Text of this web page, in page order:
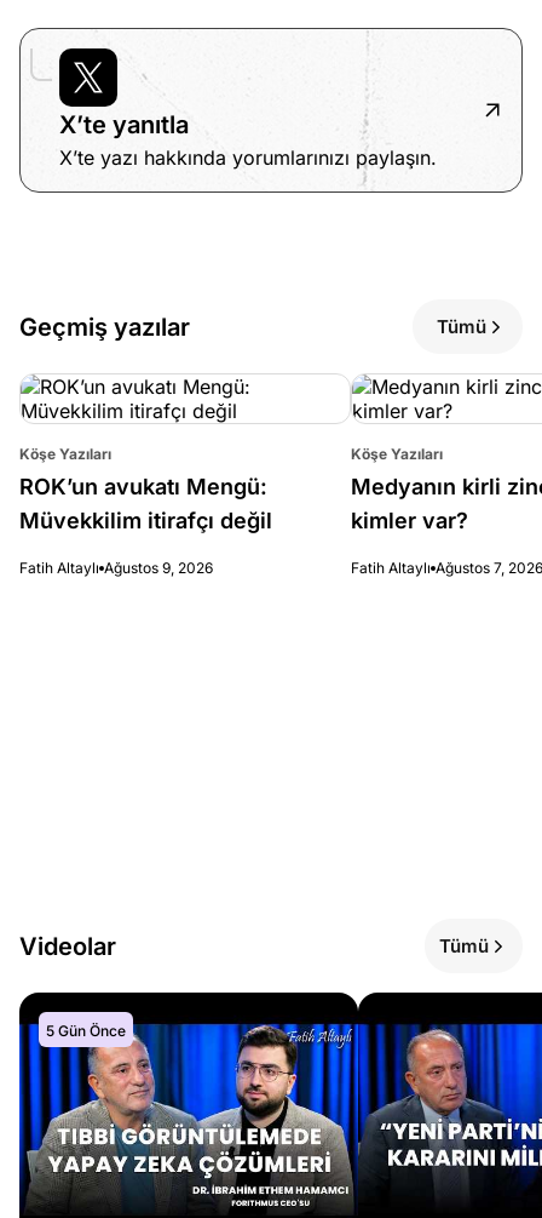
X’te yanıtla
X’te yazı hakkında yorumlarınızı paylaşın.
Geçmiş yazılar Tümü
Köşe Yazıları
ROK’un avukatı Mengü:
Müvekkilim itirafçı değil
Fatih Altaylı Ağustos 9, 2026
Köşe Yazıları
Medyanın kirli
kimler var?
Fatih Altaylı Ağustos 7, 2026
Videolar Tümü
5 Gün Önce